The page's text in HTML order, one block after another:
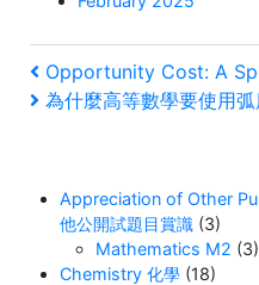
Post
navigation
Previous
Post
Opportunity Cost: A
Next
為什麼高等數學要使用弧
Appreciation of Other
他公開試題目賞識 (3)
Mathematics M2 (3)
Chemistry 化學 (18)